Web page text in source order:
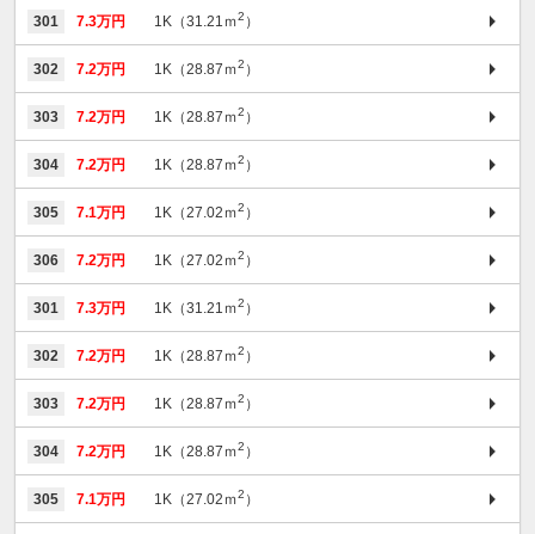
301 7.3万円 1K（31.21ｍ2 ）
302 7.2万円 1K（28.87ｍ2 ）
303 7.2万円 1K（28.87ｍ2 ）
304 7.2万円 1K（28.87ｍ2 ）
305 7.1万円 1K（27.02ｍ2 ）
306 7.2万円 1K（27.02ｍ2 ）
301 7.3万円 1K（31.21ｍ2 ）
302 7.2万円 1K（28.87ｍ2 ）
303 7.2万円 1K（28.87ｍ2 ）
304 7.2万円 1K（28.87ｍ2 ）
305 7.1万円 1K（27.02ｍ2 ）